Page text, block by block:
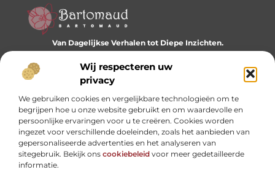
Wij respecteren uw
privacy
We gebruiken cookies en vergelijkbare technologieën om te
begrijpen hoe u onze website gebruikt en om waardevolle en
persoonlijke ervaringen voor u te creëren. Cookies worden
ingezet voor verschillende doeleinden, zoals het aanbieden van
gepersonaliseerde advertenties en het analyseren van
sitegebruik. Bekijk ons cookiebeleid voor meer gedetailleerde
informatie.
Van Dagelijkse Verhalen tot Diepe Inzichten.
Ontdek een wereld vol diverse blogs en artikelen die je
dagelijks inspireren en nieuwe perspectieven bieden.
Onze informatie